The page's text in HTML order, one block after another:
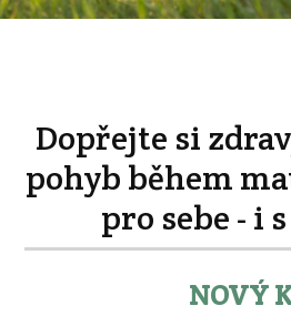
Dopřejte si
pohyb během
pro sebe - i
NOVÝ